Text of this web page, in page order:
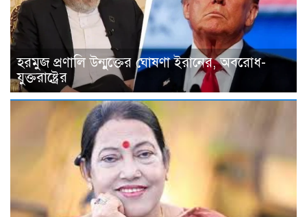
হরমুজ প্রণালি উন্মুক্তের ঘোষণা ইরানের, অবরোধ-
যুক্তরাষ্ট্রের